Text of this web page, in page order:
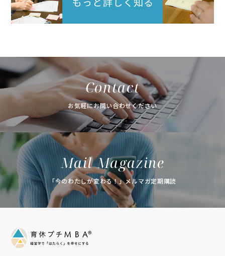
Contact
お気軽にお問い合わせください
Mail Magazine
「今のわたしが変わる！」メルマガ定期購読